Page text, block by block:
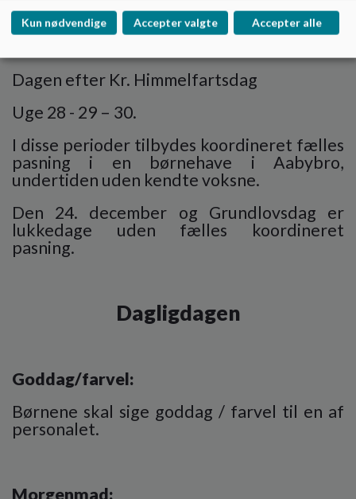
Lukkedage:
Dagen efter Kr. Himmelfartsdag
Uge 28 - 29 – 30.
I disse perioder tilbydes koordineret fælles
pasning i en børnehave i Aabybro,
undertiden uden kendte voksne.
Den 24. december og Grundlovsdag er
lukkedage uden fælles koordineret
pasning.
Dagligdagen
Goddag/farvel:
Børnene skal sige goddag / farvel til en af
personalet.
Morgenmad:
Kun nødvendige Accepter valgte Accepter alle